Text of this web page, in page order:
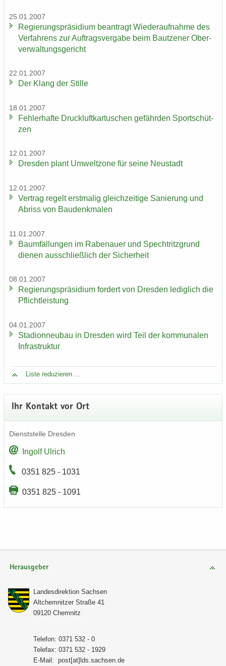
25.01.2007
Re­gie­rungs­prä­si­di­um be­an­tragt Wie­der­auf­nah­me des
Ver­fah­rens zur Auf­trags­ver­ga­be beim Baut­zener Ober­
ver­wal­tungs­ge­richt
22.01.2007
Der Klang der Stil­le
18.01.2007
Feh­ler­haf­te Druck­luft­kar­tu­schen ge­fähr­den Sport­schüt­
zen
12.01.2007
Dres­den plant Um­welt­zo­ne für seine Neu­stadt
12.01.2007
Ver­trag re­gelt erst­ma­lig gleich­zei­ti­ge Sa­nie­rung und
Ab­riss von Bau­denk­ma­len
11.01.2007
Baum­fäl­lun­gen im Ra­be­nau­er und Spech­tritz­grund
die­nen aus­schließ­lich der Si­cher­heit
08.01.2007
Re­gie­rungs­prä­si­di­um for­dert von Dres­den le­dig­lich die
Pflicht­leis­tung
04.01.2007
Sta­di­on­neu­bau in Dres­den wird Teil der kom­mu­na­len
In­fra­struk­tur
Liste re­du­zie­ren ...
Ihr Kon­takt vor Ort
Dienst­stel­le Dres­den
In­golf Ul­rich
0351 825 - 1031
0351 825 - 1091
Herausgeber
Lan­des­di­rek­ti­on Sach­sen
Alt­chem­nit­zer Stra­ße 41
09120 Chem­nitz
Te­le­fon: 0371 532 - 0
Te­le­fax: 0371 532 - 1929
E-​Mail: post[at]lds.sach­sen.de